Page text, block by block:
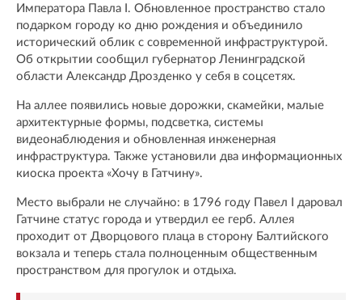
Императора Павла I. Обновленное пространство стало
подарком городу ко дню рождения и объединило
исторический облик с современной инфраструктурой.
Об открытии сообщил губернатор Ленинградской
области Александр Дрозденко у себя в соцсетях.
На аллее появились новые дорожки, скамейки, малые
архитектурные формы, подсветка, системы
видеонаблюдения и обновленная инженерная
инфраструктура. Также установили два информационных
киоска проекта «Хочу в Гатчину».
Место выбрали не случайно: в 1796 году Павел I даровал
Гатчине статус города и утвердил ее герб. Аллея
проходит от Дворцового плаца в сторону Балтийского
вокзала и теперь стала полноценным общественным
пространством для прогулок и отдыха.